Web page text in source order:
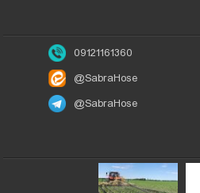
09121161360
@SabraHose
@SabraHose